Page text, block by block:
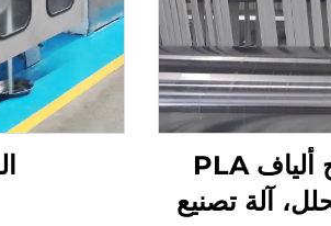
خط إنتاج ألياف PLA
آلة تصنيع